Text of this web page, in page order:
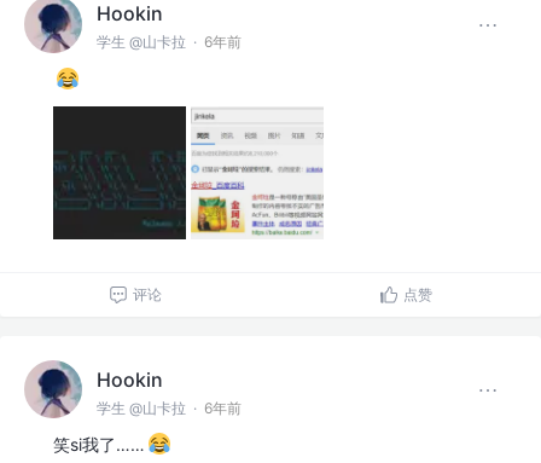
Hookin
学生 @山卡拉 · 6年前
评论 点赞
Hookin
学生 @山卡拉 · 6年前
笑si我了……